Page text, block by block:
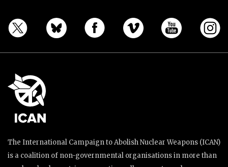
The International Campaign to Abolish Nuclear Weapons (ICAN)
is a coalition of non-governmental organisations in more than